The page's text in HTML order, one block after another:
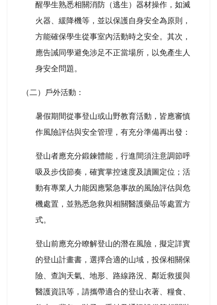
醒學生熟悉相關消防（逃生）器材操作，如滅
火器、緩降機等，並以保護自身安全為原則，
方能確保學生從事室內活動時之安全。其次，
應告誡同學避免涉足不正當場所，以免產生人
身安全問題。
（二）戶外活動：
暑假期間從事登山或山野教育活動，皆應審慎
作風險評估與安全管理，有充分準備再出發：
登山者應充分鍛鍊體能，行進間須注意調節呼
吸及步伐節奏，確實掌控速度及讀圖定位；活
動有專業人力能因應緊急事故的風險評估與危
機處置，並熟悉急救與相關醫護藥品等處置方
式。
登山前應充分瞭解登山的潛在風險，擬定詳實
的登山計畫書，選擇合適的山域，投保相關保
險、查詢天氣、地形、路線路況、鄰近救援與
醫護資訊等，請攜帶適合的登山衣著、糧食、